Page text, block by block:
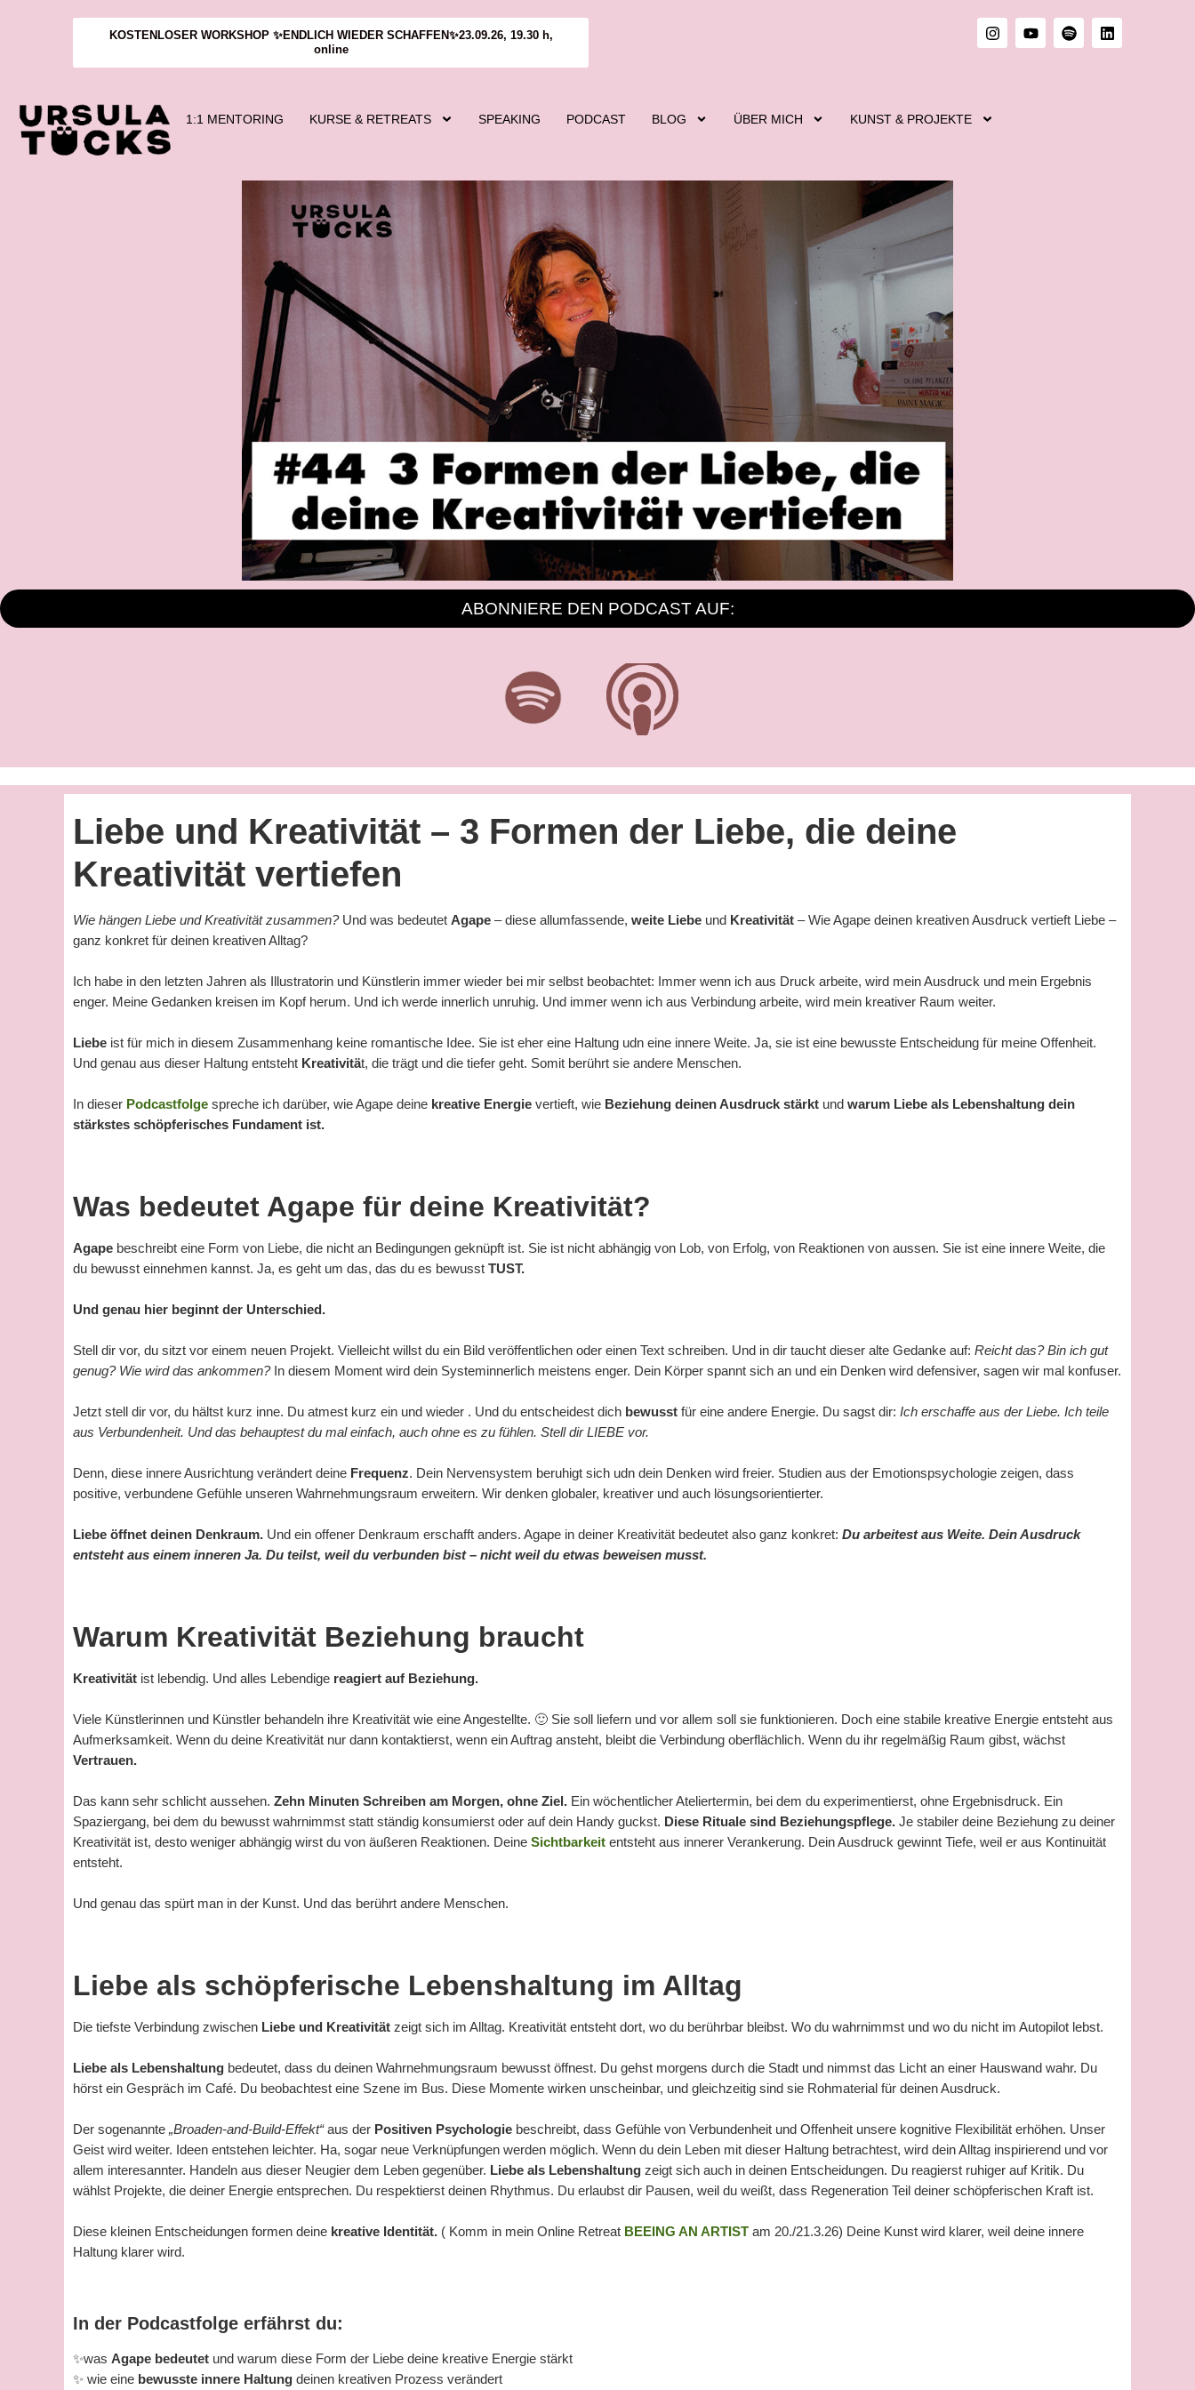
KOSTENLOSER WORKSHOP ✨ENDLICH WIEDER SCHAFFEN✨23.09.26, 19.30 h,
online
1:1 MENTORING KURSE & RETREATS SPEAKING PODCAST BLOG ÜBER MICH KUNST & PROJEKTE
ABONNIERE DEN PODCAST AUF:
Liebe und Kreativität – 3 Formen der Liebe, die deine
Kreativität vertiefen
Wie hängen Liebe und Kreativität zusammen? Und was bedeutet Agape – diese allumfassende, weite Liebe und Kreativität – Wie Agape deinen kreativen Ausdruck vertieft Liebe –
ganz konkret für deinen kreativen Alltag?
Ich habe in den letzten Jahren als Illustratorin und Künstlerin immer wieder bei mir selbst beobachtet: Immer wenn ich aus Druck arbeite, wird mein Ausdruck und mein Ergebnis
enger. Meine Gedanken kreisen im Kopf herum. Und ich werde innerlich unruhig. Und immer wenn ich aus Verbindung arbeite, wird mein kreativer Raum weiter.
Liebe ist für mich in diesem Zusammenhang keine romantische Idee. Sie ist eher eine Haltung udn eine innere Weite. Ja, sie ist eine bewusste Entscheidung für meine Offenheit.
Und genau aus dieser Haltung entsteht Kreativität, die trägt und die tiefer geht. Somit berührt sie andere Menschen.
In dieser Podcastfolge spreche ich darüber, wie Agape deine kreative Energie vertieft, wie Beziehung deinen Ausdruck stärkt und warum Liebe als Lebenshaltung dein
stärkstes schöpferisches Fundament ist.
Was bedeutet Agape für deine Kreativität?
Agape beschreibt eine Form von Liebe, die nicht an Bedingungen geknüpft ist. Sie ist nicht abhängig von Lob, von Erfolg, von Reaktionen von aussen. Sie ist eine innere Weite, die
du bewusst einnehmen kannst. Ja, es geht um das, das du es bewusst TUST.
Und genau hier beginnt der Unterschied.
Stell dir vor, du sitzt vor einem neuen Projekt. Vielleicht willst du ein Bild veröffentlichen oder einen Text schreiben. Und in dir taucht dieser alte Gedanke auf: Reicht das? Bin ich gut
genug? Wie wird das ankommen? In diesem Moment wird dein Systeminnerlich meistens enger. Dein Körper spannt sich an und ein Denken wird defensiver, sagen wir mal konfuser.
Jetzt stell dir vor, du hältst kurz inne. Du atmest kurz ein und wieder . Und du entscheidest dich bewusst für eine andere Energie. Du sagst dir: Ich erschaffe aus der Liebe. Ich teile
aus Verbundenheit. Und das behauptest du mal einfach, auch ohne es zu fühlen. Stell dir LIEBE vor.
Denn, diese innere Ausrichtung verändert deine Frequenz. Dein Nervensystem beruhigt sich udn dein Denken wird freier. Studien aus der Emotionspsychologie zeigen, dass
positive, verbundene Gefühle unseren Wahrnehmungsraum erweitern. Wir denken globaler, kreativer und auch lösungsorientierter.
Liebe öffnet deinen Denkraum. Und ein offener Denkraum erschafft anders. Agape in deiner Kreativität bedeutet also ganz konkret: Du arbeitest aus Weite. Dein Ausdruck
entsteht aus einem inneren Ja. Du teilst, weil du verbunden bist – nicht weil du etwas beweisen musst.
Warum Kreativität Beziehung braucht
Kreativität ist lebendig. Und alles Lebendige reagiert auf Beziehung.
Viele Künstlerinnen und Künstler behandeln ihre Kreativität wie eine Angestellte. 🙂 Sie soll liefern und vor allem soll sie funktionieren. Doch eine stabile kreative Energie entsteht aus
Aufmerksamkeit. Wenn du deine Kreativität nur dann kontaktierst, wenn ein Auftrag ansteht, bleibt die Verbindung oberflächlich. Wenn du ihr regelmäßig Raum gibst, wächst
Vertrauen.
Das kann sehr schlicht aussehen. Zehn Minuten Schreiben am Morgen, ohne Ziel. Ein wöchentlicher Ateliertermin, bei dem du experimentierst, ohne Ergebnisdruck. Ein
Spaziergang, bei dem du bewusst wahrnimmst statt ständig konsumierst oder auf dein Handy guckst. Diese Rituale sind Beziehungspflege. Je stabiler deine Beziehung zu deiner
Kreativität ist, desto weniger abhängig wirst du von äußeren Reaktionen. Deine Sichtbarkeit entsteht aus innerer Verankerung. Dein Ausdruck gewinnt Tiefe, weil er aus Kontinuität
entsteht.
Und genau das spürt man in der Kunst. Und das berührt andere Menschen.
Liebe als schöpferische Lebenshaltung im Alltag
Die tiefste Verbindung zwischen Liebe und Kreativität zeigt sich im Alltag. Kreativität entsteht dort, wo du berührbar bleibst. Wo du wahrnimmst und wo du nicht im Autopilot lebst.
Liebe als Lebenshaltung bedeutet, dass du deinen Wahrnehmungsraum bewusst öffnest. Du gehst morgens durch die Stadt und nimmst das Licht an einer Hauswand wahr. Du
hörst ein Gespräch im Café. Du beobachtest eine Szene im Bus. Diese Momente wirken unscheinbar, und gleichzeitig sind sie Rohmaterial für deinen Ausdruck.
Der sogenannte „Broaden-and-Build-Effekt“aus der Positiven Psychologie beschreibt, dass Gefühle von Verbundenheit und Offenheit unsere kognitive Flexibilität erhöhen. Unser
Geist wird weiter. Ideen entstehen leichter. Ha, sogar neue Verknüpfungen werden möglich. Wenn du dein Leben mit dieser Haltung betrachtest, wird dein Alltag inspirierend und vor
allem interesannter. Handeln aus dieser Neugier dem Leben gegenüber. Liebe als Lebenshaltung zeigt sich auch in deinen Entscheidungen. Du reagierst ruhiger auf Kritik. Du
wählst Projekte, die deiner Energie entsprechen. Du respektierst deinen Rhythmus. Du erlaubst dir Pausen, weil du weißt, dass Regeneration Teil deiner schöpferischen Kraft ist.
Diese kleinen Entscheidungen formen deine kreative Identität. ( Komm in mein Online Retreat BEEING AN ARTIST am 20./21.3.26) Deine Kunst wird klarer, weil deine innere
Haltung klarer wird.
In der Podcastfolge erfährst du:
✨was Agape bedeutet und warum diese Form der Liebe deine kreative Energie stärkt
✨ wie eine bewusste innere Haltung deinen kreativen Prozess verändert